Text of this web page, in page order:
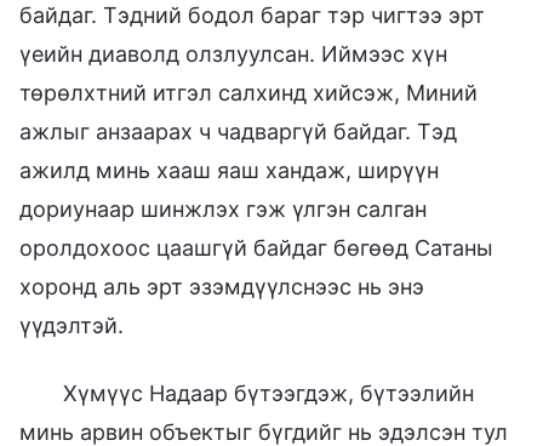
байдаг. Тэдний бодол бараг тэр чигтээ эрт
үеийн диаволд олзлуулсан. Иймээс хүн
төрөлхтний итгэл салхинд хийсэж, Миний
ажлыг анзаарах ч чадваргүй байдаг. Тэд
ажилд минь хааш яаш хандаж, ширүүн
дориунаар шинжлэх гэж үлгэн салган
оролдохоос цаашгүй байдаг бөгөөд Сатаны
хоронд аль эрт эзэмдүүлснээс нь энэ
үүдэлтэй.
Хүмүүс Надаар бүтээгдэж, бүтээлийн
минь арвин объектыг бүгдийг нь эдэлсэн тул